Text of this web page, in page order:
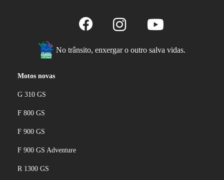
No trânsito, enxergar o outro salva vidas.
Motos novas
G 310 GS
F 800 GS
F 900 GS
F 900 GS Adventure
R 1300 GS